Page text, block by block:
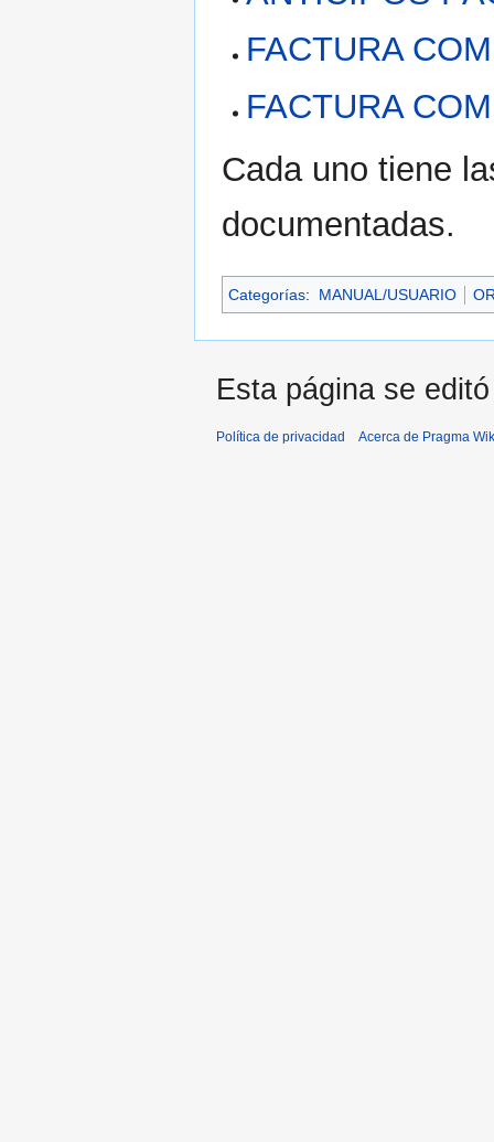
FACTURA
FACTURA
Cada uno tiene
documentadas.
Categorías: MANUAL/USUARIO
Esta página se
Política de privacidad Acerca de Pragma